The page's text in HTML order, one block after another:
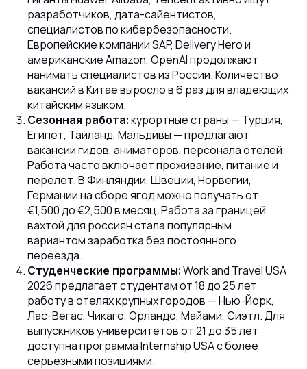
разработчиков, дата-сайентистов,
специалистов по кибербезопасности.
Европейские компании SAP, Delivery Hero и
американские Amazon, OpenAI продолжают
нанимать специалистов из России. Количество
вакансий в Китае выросло в 6 раз для владеющих
китайским языком.
Сезонная работа: курортные страны — Турция,
Египет, Таиланд, Мальдивы — предлагают
вакансии гидов, аниматоров, персонала отелей.
Работа часто включает проживание, питание и
перелет. В Финляндии, Швеции, Норвегии,
Германии на сборе ягод можно получать от
€1,500 до €2,500 в месяц. Работа за границей
вахтой для россиян стала популярным
вариантом заработка без постоянного
переезда.
Студенческие программы: Work and Travel USA
2026 предлагает студентам от 18 до 25 лет
работу в отелях крупных городов — Нью-Йорк,
Лас-Вегас, Чикаго, Орландо, Майами, Сиэтл. Для
выпускников университетов от 21 до 35 лет
доступна программа Internship USA с более
серьёзными позициями.